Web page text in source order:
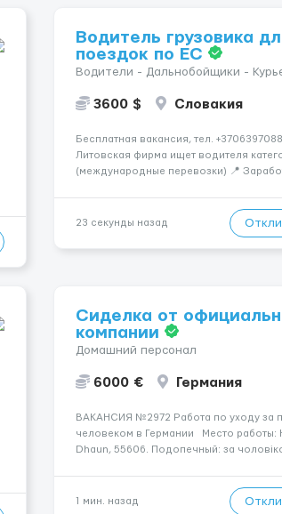
Водитель грузовика
поездок по ЕС
Водители - Дальнобойщики -
3600 $ Словакия
Бесплатная вакансия, тел.
Литовская фирма ищет водителя
(международные перевозки) 📍
рефрижераторах. В среднем 400–500
23 секунды назад
Сиделка от
компании
Домашний персонал
6000 € Германия
ВАКАНСИЯ №2972 Работа по уходу за
человеком в Германии Место работы:
Dhaun, 55606. Подопечный: за
сидіти є). Ночной уход: Спить не
1 мин. назад